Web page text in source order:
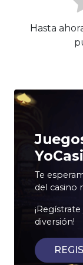
Hasta
Te
del casino
diversión!